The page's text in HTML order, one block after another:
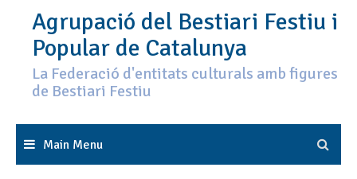
Agrupació del Bestiari Festiu i
Popular de Catalunya
La Federació d'entitats culturals amb figures
de Bestiari Festiu
Main Menu